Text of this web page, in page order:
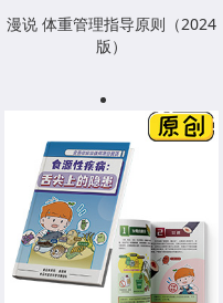
漫说 体重管理指导原则（2024
版）